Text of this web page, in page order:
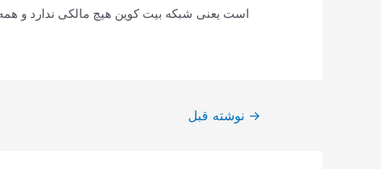
است یعنی شبکه بیت کوین هیچ مالکی ندارد و
راهبری
→ نوشته قبل